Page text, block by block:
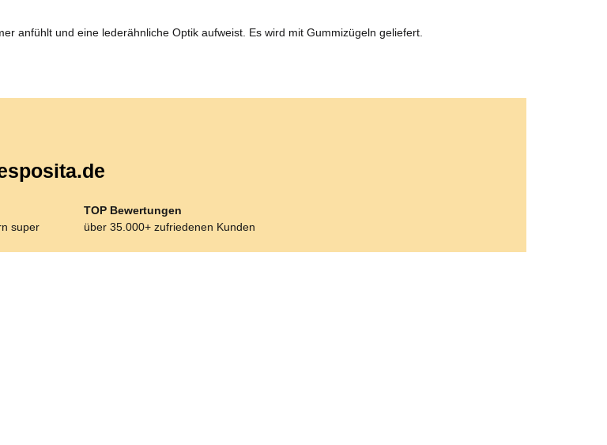
anfühlt und eine lederähnliche Optik aufweist. Es wird mit Gummizügeln geliefert.
super
TOP Bewertungen
über 35.000+ zufriedenen Kunden